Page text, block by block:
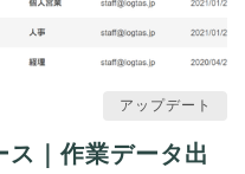
アップデート
｜作業データ出